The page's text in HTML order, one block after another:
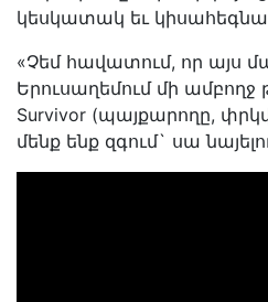
կեսկատակ եւ
«Չեմ հավատում, որ այս
Երուսաղեմում մի
Survivor (պայքարողը,
մենք ենք զգում` սա